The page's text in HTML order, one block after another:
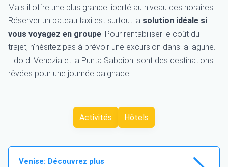
Mais il offre une plus grande liberté au niveau des horaires.
Réserver un bateau taxi est surtout la solution idéale si
vous voyagez en groupe. Pour rentabiliser le coût du
trajet, n'hésitez pas à prévoir une excursion dans la lagune.
Lido di Venezia et la Punta Sabbioni sont des destinations
rêvées pour une journée baignade.
Activités Hôtels
Venise: Découvrez plus